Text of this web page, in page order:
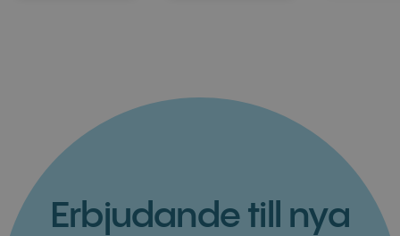
Erbjudande till nya